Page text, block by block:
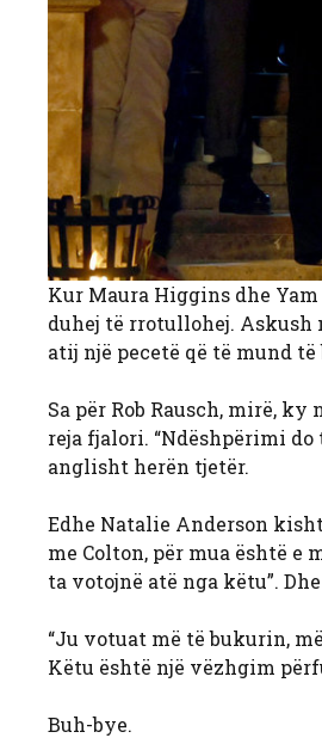
Kur Maura Higgins dhe
duhej të rrotullohej. Askush
atij një pecetë që të mund
Sa për Rob Rausch, mirë,
reja fjalori. “Ndëshpërimi
anglisht herën tjetër.
Edhe Natalie Anderson
me Colton, për mua është e
ta votojnë atë nga këtu”.
“Ju votuat më të bukurin,
Këtu është një vëzhgim
Buh-bye.